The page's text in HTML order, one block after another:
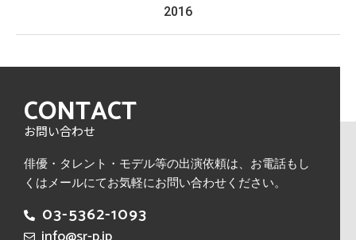
2016
CONTACT
お問い合わせ
俳優・タレント・モデル等の出演依頼は、 お電話もし
くはメールにてお気軽にお問い合わせください。
03-5362-1093